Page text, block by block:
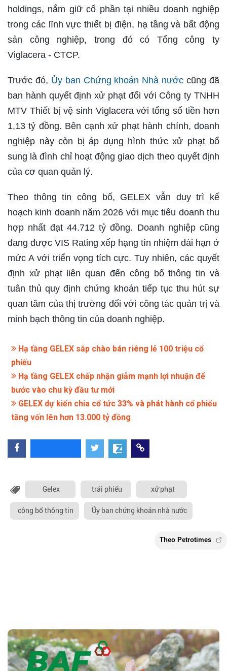
holdings, nắm giữ cổ phần tại nhiều doanh nghiệp
trong các lĩnh vực thiết bị điện, hạ tầng và bất động
sản công nghiệp, trong đó có Tổng công ty
Viglacera - CTCP.
Trước đó, Ủy ban Chứng khoán Nhà nước cũng đã
ban hành quyết định xử phạt đối với Công ty TNHH
MTV Thiết bị vệ sinh Viglacera với tổng số tiền hơn
1,13 tỷ đồng. Bên cạnh xử phạt hành chính, doanh
nghiệp này còn bị áp dụng hình thức xử phạt bổ
sung là đình chỉ hoạt động giao dịch theo quyết định
của cơ quan quản lý.
Theo thông tin công bố, GELEX vẫn duy trì kế
hoạch kinh doanh năm 2026 với mục tiêu doanh thu
hợp nhất đạt 44.712 tỷ đồng. Doanh nghiệp cũng
đang được VIS Rating xếp hạng tín nhiệm dài hạn ở
mức A với triển vọng tích cực. Tuy nhiên, các quyết
định xử phạt liên quan đến công bố thông tin và
tuân thủ quy định chứng khoán tiếp tục thu hút sự
quan tâm của thị trường đối với công tác quản trị và
minh bạch thông tin của doanh nghiệp.
Hạ tầng GELEX sắp chào bán riêng lẻ 100 triệu cổ
phiếu
Hạ tầng GELEX chấp nhận giảm mạnh lợi nhuận để
bước vào chu kỳ đầu tư mới
GELEX dự kiến chia cổ tức 33% và phát hành cổ phiếu
tăng vốn lên hơn 13.000 tỷ đồng
Gelex trái phiếu xử phạt
công bố thông tin Ủy ban chứng khoán nhà nước